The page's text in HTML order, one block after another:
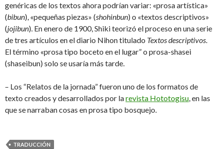
genéricas de los textos ahora podrían variar: «prosa artística»
(bibun), «pequeñas piezas» (shohinbun) o «textos descriptivos»
(jojibun). En enero de 1900, Shiki teorizó el proceso en una serie
de tres artículos en el diario Nihon titulado Textos descriptivos.
El término «prosa tipo boceto en el lugar” o prosa-shasei
(shaseibun) solo se usaría más tarde.
– Los “Relatos de la jornada” fueron uno de los formatos de
texto creados y desarrollados por larevista Hototogisu, en las
que se narraban cosas en prosa tipo bosquejo.
TRADUCCIÓN